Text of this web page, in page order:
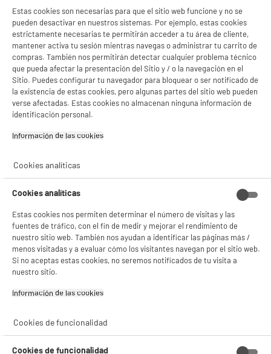
Rechazar todas
BIENVENIDO a ELECTRO
Con el fin de mejorar tu experiencia, y tras tu consentimiento, ELECTRO DEPOT
y sus socios utilizan cookies que procesan tus datos personales para:
- compartir contenido adaptado a tus preferencias
- ofrecer publicidad y comunicaciones personalizadas
- facilitar el intercambio de contenido en las redes sociales
- analizar el tráfico en nuestro sitio web Consulta la política de cookies.
Consulta la política de cookies.
estadísticas anónimas basadas en tu navegación. Puedes oponerte a su uso
Gestionar cookies
Estas cookies son necesarias para que el sitio web funcione y no se
pueden desactivar en nuestros sistemas. Por ejemplo, estas cookies
estrictamente necesarias te permitirán acceder a tu área de cliente,
mantener activa tu sesión mientras navegas o administrar tu carrito de
compras. También nos permitirán detectar cualquier problema técnico
que pueda afectar la presentación del Sitio y / o la navegación en el
Sitio. Puedes configurar tu navegador para bloquear o ser notificado de
la existencia de estas cookies, pero algunas partes del sitio web pueden
verse afectadas. Estas cookies no almacenan ninguna información de
identificación personal.
Información de las cookies‎
Cookies analíticas
Cookies analíticas
Estas cookies nos permiten determinar el número de visitas y las
fuentes de tráfico, con el fin de medir y mejorar el rendimiento de
nuestro sitio web. También nos ayudan a identificar las páginas más /
menos visitadas y a evaluar cómo los visitantes navegan por el sitio web.
Si no aceptas estas cookies, no seremos notificados de tu visita a
nuestro sitio.
Información de las cookies‎
Cookies de funcionalidad
Cookies de funcionalidad